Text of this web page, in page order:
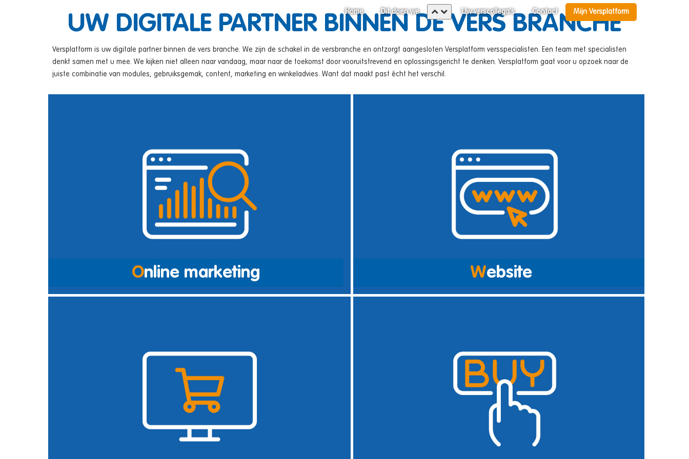
Home Dit doen we Uw verscollega's Contact Mijn Versplatform
UW DIGITALE PARTNER BINNEN DE VERS BRANCHE
Versplatform is uw digitale partner binnen de vers branche. We zijn de schakel in de versbranche en ontzorgt aangesloten Versplatform versspecialisten. Een team met specialisten
denkt samen met u mee. We kijken niet alleen naar vandaag, maar naar de toekomst door vooruitstrevend en oplossingsgericht te denken. Versplatform gaat voor u opzoek naar de
juiste combinatie van modules, gebruiksgemak, content, marketing en winkeladvies. Want dat maakt past écht het verschil.
Online marketing
Nieuwe klanten aantrekken, een hogere gemiddelde besteding of de introductie van
Website
Een website in beheer hebben en hier de juiste informatie op verwerken, wordt vaak
wij diverse mogelijkheden op het gebied van online redactie. En dat gaat bij ons verder